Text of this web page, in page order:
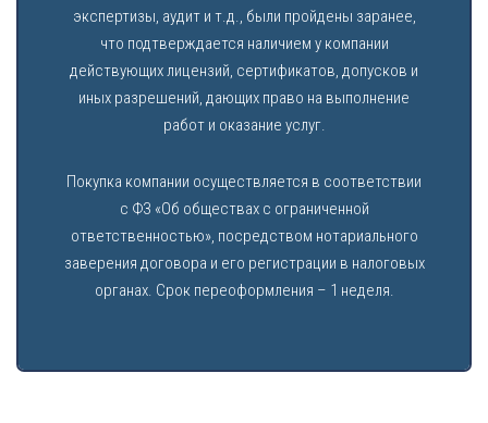
экспертизы, аудит и т.д., были пройдены заранее,
что подтверждается наличием у компании
действующих лицензий, сертификатов, допусков и
иных разрешений, дающих право на выполнение
работ и оказание услуг.
Покупка компании осуществляется в соответствии
с ФЗ «Об обществах с ограниченной
ответственностью», посредством нотариального
заверения договора и его регистрации в налоговых
органах. Срок переоформления – 1 неделя.